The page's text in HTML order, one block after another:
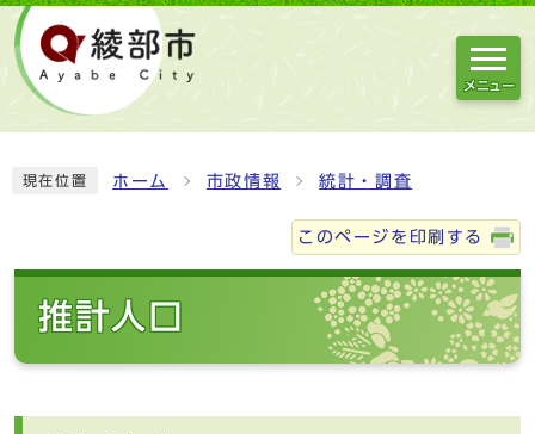
メニュー
現在位置 ホーム 市政情報 統計・調査
このページを印刷する
推計人口